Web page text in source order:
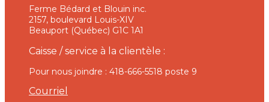
Ferme Bédard et Blouin inc.
2157, boulevard Louis-XIV
Beauport (Québec) G1C 1A1
Caisse / service à la clientèle :
Pour nous joindre : 418-666-5518 poste 9
Courriel